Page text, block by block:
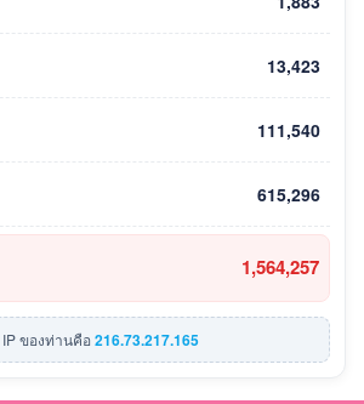
13,423
111,540
615,296
1,564,257
IP ของท่านคือ216.73.217.165